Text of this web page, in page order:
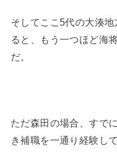
そしてここ5代の大湊
ると、もう一つほど海
だ。
ただ森田の場合、すで
き補職を一通り経験して